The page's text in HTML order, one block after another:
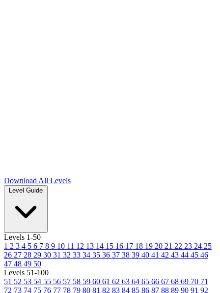
Download All Levels
Level Guide
Levels 1-50
1 2 3 4 5 6 7 8 9 10 11 12 13 14 15 16 17 18 19 20 21 22 23 24 25
26 27 28 29 30 31 32 33 34 35 36 37 38 39 40 41 42 43 44 45 46
47 48 49 50
Levels 51-100
51 52 53 54 55 56 57 58 59 60 61 62 63 64 65 66 67 68 69 70 71
72 73 74 75 76 77 78 79 80 81 82 83 84 85 86 87 88 89 90 91 92